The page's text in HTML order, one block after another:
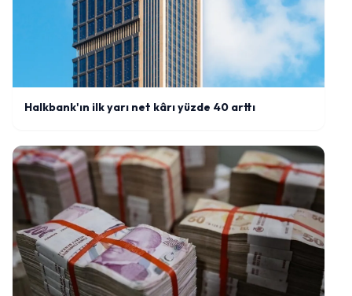
Halkbank'ın ilk yarı net kârı yüzde 40 arttı